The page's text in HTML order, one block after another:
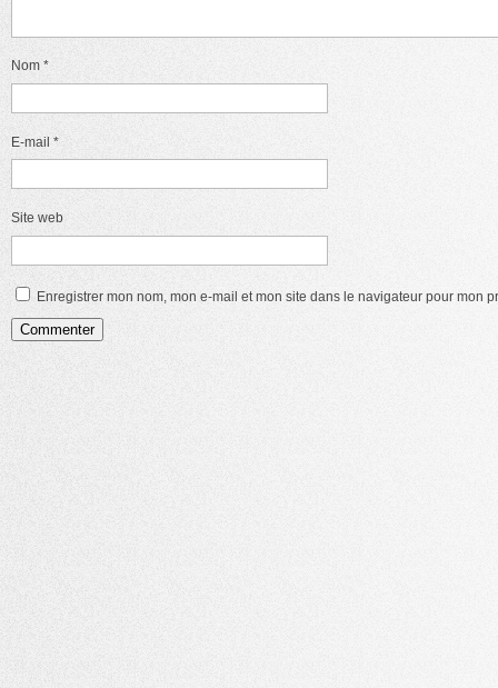
Nom *
E-mail *
Site web
Enregistrer mon nom, mon e-mail et mon site dans le navigateur pour mon